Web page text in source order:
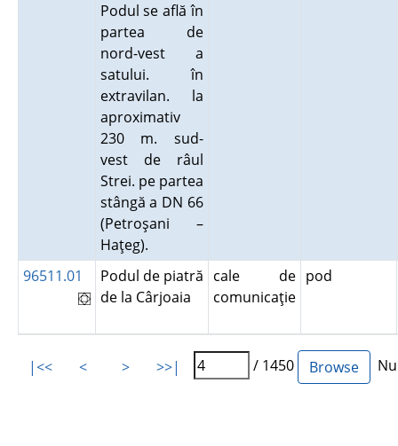
Podul se află în
partea de
nord-vest a
satului. în
extravilan. la
aproximativ
230 m. sud-
vest de râul
Strei. pe partea
stângă a DN 66
(Petroşani –
Haţeg).
96511.01
Podul de piatră
de la Cârjoaia
cale de
comunicaţie
pod
|<< < > >>| / 1450